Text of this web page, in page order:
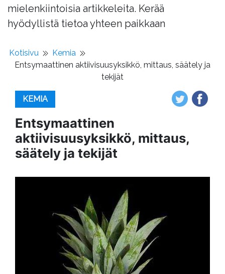
mielenkiintoisia artikkeleita. Kerää
hyödyllistä tietoa yhteen paikkaan
Kotisivu
Kemia
Entsymaattinen aktiivisuusyksikkö, mittaus, säätely ja
tekijät
KEMIA
Entsymaattinen
aktiivisuusyksikkö, mittaus,
säätely ja tekijät